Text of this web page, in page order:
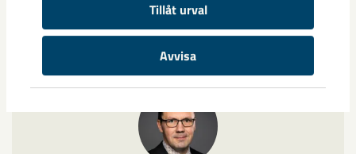
Tillåt urval
Avvisa